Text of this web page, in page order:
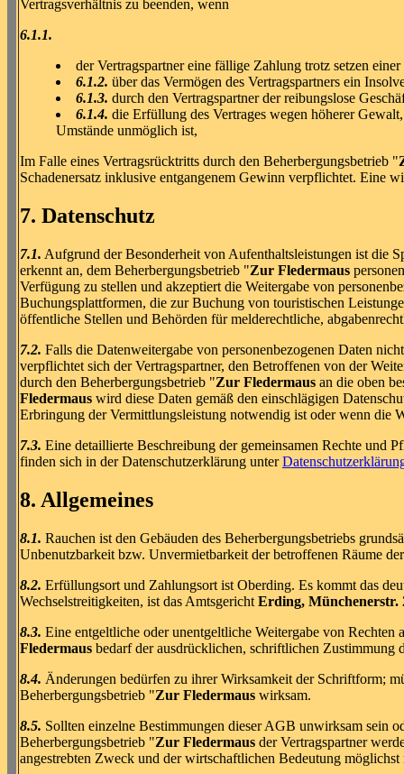
Vertragsverhältnis zu beenden, wenn
6.1.1.
der Vertragspartner eine fällige Zahlung trotz setzen
6.1.2. über das Vermögen des Vertragspartners ein
6.1.3. durch den Vertragspartner der reibungslose
6.1.4. die Erfüllung des Vertrages wegen höherer
Umstände unmöglich ist,
Im Falle eines Vertragsrücktritts durch den Beherbergungsbetrieb "
Schadenersatz inklusive entgangenem Gewinn verpflichtet. Eine
7. Datenschutz
7.1. Aufgrund der Besonderheit von Aufenthaltsleistungen ist die
erkennt an, dem Beherbergungsbetrieb "Zur Fledermaus
Verfügung zu stellen und akzeptiert die Weitergabe von
Buchungsplattformen, die zur Buchung von touristischen
öffentliche Stellen und Behörden für melderechtliche,
7.2. Falls die Datenweitergabe von personenbezogenen Daten
verpflichtet sich der Vertragspartner, den Betroffenen von der
durch den Beherbergungsbetrieb "Zur Fledermaus an die oben
Fledermaus wird diese Daten gemäß den einschlägigen
Erbringung der Vermittlungsleistung notwendig ist oder wenn die
7.3. Eine detaillierte Beschreibung der gemeinsamen Rechte und
finden sich in der Datenschutzerklärung unter
8. Allgemeines
8.1. Rauchen ist den Gebäuden des Beherbergungsbetriebs
Unbenutzbarkeit bzw. Unvermietbarkeit der betroffenen Räume
8.2. Erfüllungsort und Zahlungsort ist Oberding. Es kommt das
Wechselstreitigkeiten, ist das Amtsgericht Erding, Münchenerstr.
8.3. Eine entgeltliche oder unentgeltliche Weitergabe von Rechten
Fledermaus bedarf der ausdrücklichen, schriftlichen Zustimmung
8.4. Änderungen bedürfen zu ihrer Wirksamkeit der Schriftform;
Beherbergungsbetrieb "Zur Fledermaus wirksam.
8.5. Sollten einzelne Bestimmungen dieser AGB unwirksam sein
Beherbergungsbetrieb "Zur Fledermaus der Vertragspartner
angestrebten Zweck und der wirtschaftlichen Bedeutung möglichst